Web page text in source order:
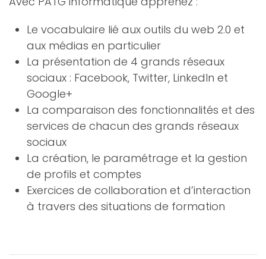
Le vocabulaire lié aux outils du web 2.0 et
aux médias en particulier
La présentation de 4 grands réseaux
sociaux : Facebook, Twitter, LinkedIn et
Google+
La comparaison des fonctionnalités et des
services de chacun des grands réseaux
sociaux
La création, le paramétrage et la gestion
de profils et comptes
Exercices de collaboration et d’interaction
à travers des situations de formation